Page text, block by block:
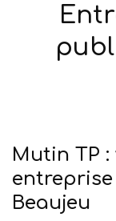
Mutin TP
Beaujeu